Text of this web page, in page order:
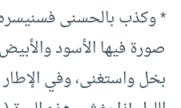
* وكذب بالحسنى فسنيسره
صورة فيها الأسود
بخل واستغنى، وفي